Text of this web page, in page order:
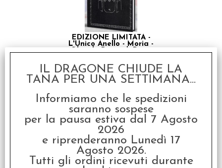
EDIZIONE LIMITATA -
L'Unico Anello - Moria -
Oltre le Porte di Durin
€ 89,99
€71,99
SCONTO 20%
IL DRAGONE CHIUDE LA
TANA PER UNA SETTIMANA...
Informiamo che le spedizioni
saranno sospese
per la pausa estiva dal 7 Agosto
2026
e riprenderanno Lunedì 17
Agosto 2026.
Tutti gli ordini ricevuti durante